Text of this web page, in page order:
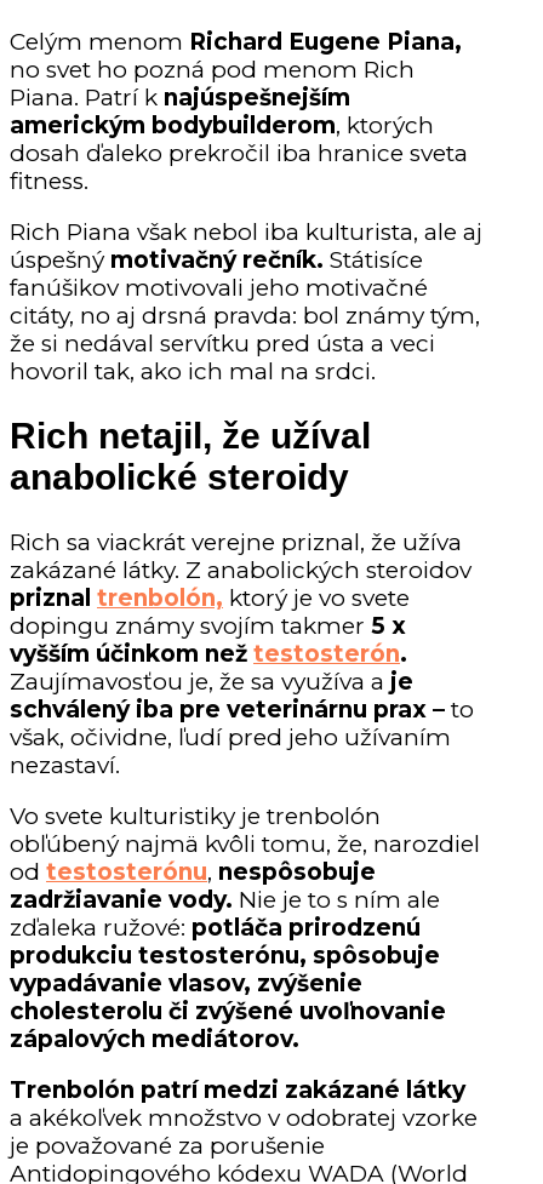
Celým menom Richard Eugene Piana,
no svet ho pozná pod menom Rich
Piana. Patrí k najúspešnejším
americkým bodybuilderom, ktorých
dosah ďaleko prekročil iba hranice sveta
fitness.
Rich Piana však nebol iba kulturista, ale aj
úspešný motivačný rečník. Státisíce
fanúšikov motivovali jeho motivačné
citáty, no aj drsná pravda: bol známy tým,
že si nedával servítku pred ústa a veci
hovoril tak, ako ich mal na srdci.
Rich netajil, že užíval
anabolické steroidy
Rich sa viackrát verejne priznal, že užíva
zakázané látky. Z anabolických steroidov
priznal trenbolón, ktorý je vo svete
dopingu známy svojím takmer 5 x
vyšším účinkom než testosterón.
Zaujímavosťou je, že sa využíva a je
schválený iba pre veterinárnu prax – to
však, očividne, ľudí pred jeho užívaním
nezastaví.
Vo svete kulturistiky je trenbolón
obľúbený najmä kvôli tomu, že, narozdiel
od testosterónu, nespôsobuje
zadržiavanie vody. Nie je to s ním ale
zďaleka ružové: potláča prirodzenú
produkciu testosterónu, spôsobuje
vypadávanie vlasov, zvýšenie
cholesterolu či zvýšené uvoľnovanie
zápalových mediátorov.
Trenbolón patrí medzi zakázané látky
a akékoľvek množstvo v odobratej vzorke
je považované za porušenie
Antidopingového kódexu WADA (World